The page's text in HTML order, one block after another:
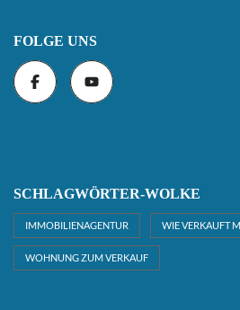
FOLGE UNS
SCHLAGWÖRTER-WOLKE
IMMOBILIENAGENTUR WIE VERKAUFT
WOHNUNG ZUM VERKAUF